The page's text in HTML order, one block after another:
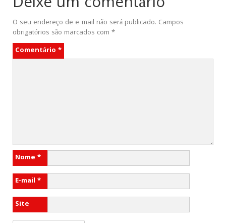
O seu endereço de e-mail não será publicado. Campos
obrigatórios são marcados com *
Comentário *
Nome *
E-mail *
Site